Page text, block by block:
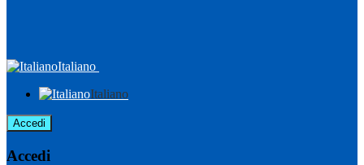
Italiano
Italiano
Accedi
Accedi